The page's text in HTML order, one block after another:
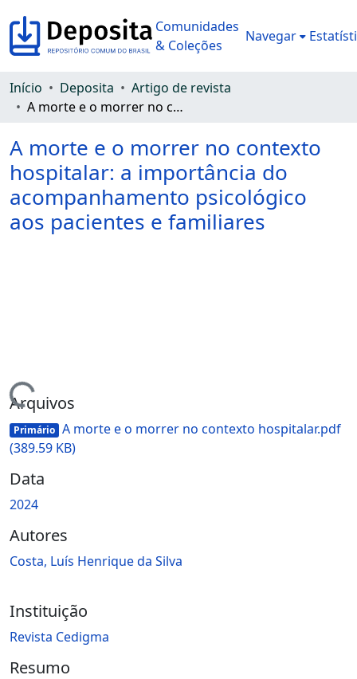
Comunidades
& Coleções
Navegar
Início Deposita
Artigo de revista
A morte e o morrer no contexto hospitalar: a importância do acompanhamento psicológico aos pacientes e familiares
A morte e o morrer no contexto
hospitalar: a importância do
acompanhamento psicológico
aos pacientes e familiares
Arquivos
Primário A morte e o morrer no contexto hospitalar.pdf
(389.59 KB)
Data
2024
Autores
Costa, Luís Henrique da Silva
Instituição
Revista Cedigma
Resumo